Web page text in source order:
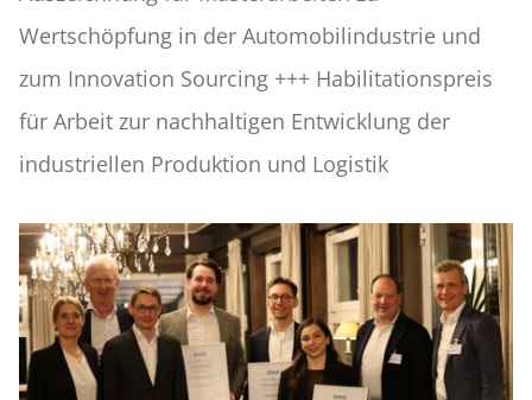
Wertschöpfung in der Automobilindustrie und
zum Innovation Sourcing +++ Habilitationspreis
für Arbeit zur nachhaltigen Entwicklung der
industriellen Produktion und Logistik